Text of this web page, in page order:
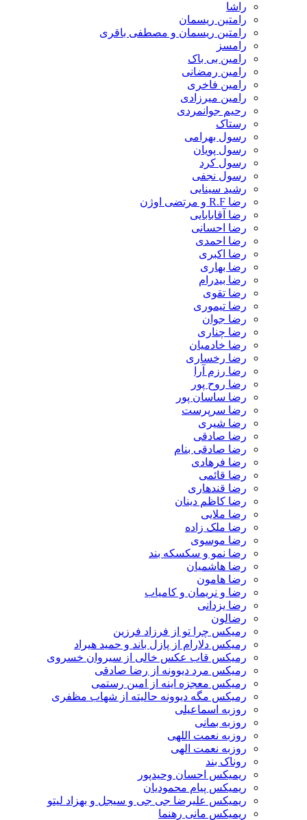
رامتین ریسمان
رامتین ریسمان و مصطفی باقری
رامسز
رامین بی باک
رامین رمضانی
رامین فاخری
رامین میرزادی
رحیم جوانمردی
رستاک
رسول بهرامی
رسول پویان
رسول کرد
رسول نجفی
رشید سینایی
رضا آقابابایی
رضا احسانی
رضا احمدی
رضا اکبری
رضا بهاری
رضا بیدرام
رضا تقوی
رضا تیموری
رضا جوان
رضا چناری
رضا خادمیان
رضا رخساری
رضا رزم آرا
رضا روح پور
رضا ساسان پور
رضا سرپرست
رضا شیری
رضا صادقی
رضا صادقی بنام
رضا فرهادی
رضا قائمی
رضا قندهاری
رضا کاظم دینان
رضا ملایی
رضا ملک زاده
رضا موسوی
رضا نمو و سکسکه بند
رضا هاشمیان
رضا هامون
رضا و نریمان و کامیاب
رضا یزدانی
رضالون
رمیکس چرا تو از فرزاد فرزین
رمیکس دلارام از پازل باند و حمید هیراد
رمیکس قاب عکس خالی از سیروان خسروی
رمیکس مرد دیوونه از رضا صادقی
رمیکس معجزه اینه از امین رستمی
رمیکس مگه دیوونه حالیته از شهاب مظفری
روزبه اسماعیلی
روزبه بمانی
روزبه نعمت اللهی
روزبه نعمت الهی
روناک بند
ریمیکس احسان وحیدپور
ریمیکس پیام محمودیان
ریمیکس علیرضا جی جی و سیجل و بهزاد لیتو
ریمیکس مانی رهنما